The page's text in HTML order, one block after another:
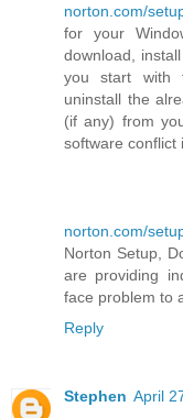
norton.com/
for your
download,
you start with
uninstall the
(if any) from
software conflict
norton.com/
Norton Setup,
are providing
face problem to
Reply
Stephen April